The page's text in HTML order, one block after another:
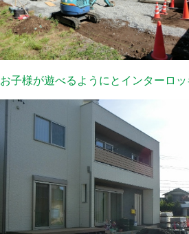
お子様が遊べるようにとインターロ